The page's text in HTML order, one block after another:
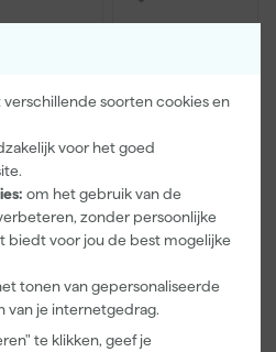
soorten cookies en
voor het goed
om het gebruik van de
zonder persoonlijke
biedt voor jou de best mogelijke
tonen van gepersonaliseerde
van je internetgedrag.
te klikken, geef je
& Ball
Go!Paint Roll
And Go
Verfemmer -
8L + 5
Inzetemmers
en deksel
bezorgd